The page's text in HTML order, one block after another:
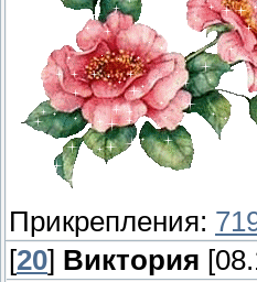
Прикрепления:
[20] Виктория